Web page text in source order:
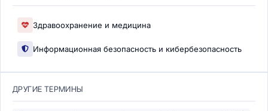
Здравоохранение и медицина
Информационная безопасность и кибербезопасность
ДРУГИЕ ТЕРМИНЫ